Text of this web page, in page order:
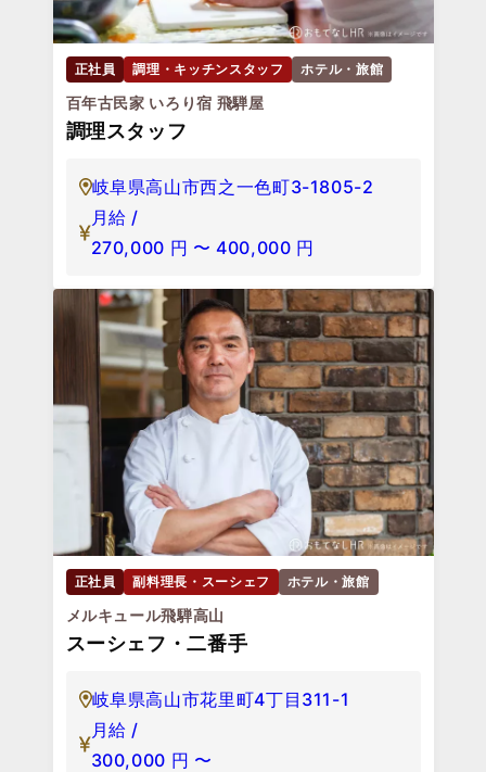
正社員 調理・キッチンスタッフ ホテル・旅館
百年古民家 いろり宿 飛騨屋
調理スタッフ
岐阜県高山市西之一色町3-1805-2
月給 /
270,000 円 〜 400,000 円
正社員 副料理長・スーシェフ ホテル・旅館
メルキュール飛騨高山
スーシェフ・二番手
岐阜県高山市花里町4丁目311-1
月給 /
300,000 円 〜